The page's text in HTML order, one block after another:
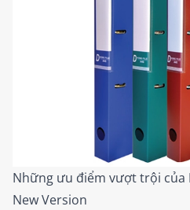
Những ưu điểm vượt trội của
New Version